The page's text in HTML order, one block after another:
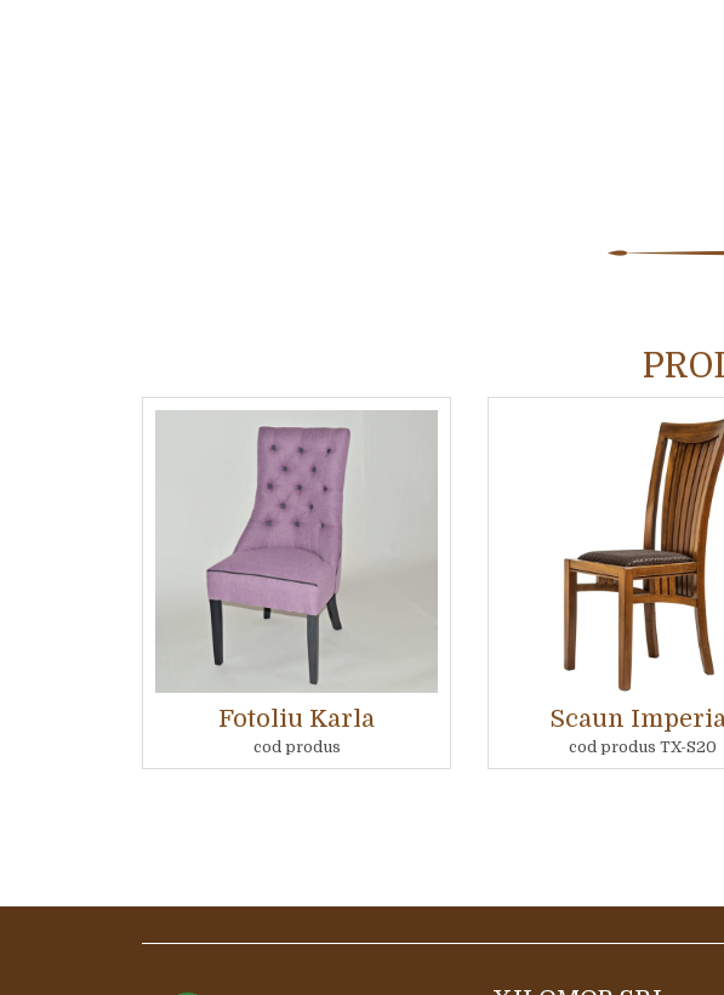
Fotoliu Karla
cod produs
Scaun
cod produs TX-S20